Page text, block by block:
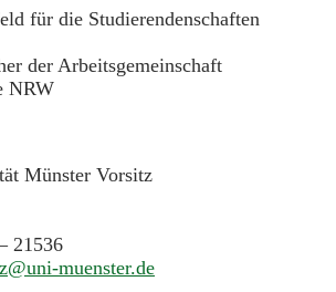
für die Studierendenschaften
der Arbeitsgemeinschaft
NRW
Münster Vorsitz
21536
muenster.de